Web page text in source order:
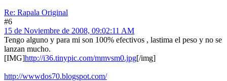
Re: Rapala Original
#6
15 de Noviembre de 2008, 09:02:11 AM
Tengo alguno y para mi son 100% efectivos , lastima el peso y no se
lanzan mucho.
[IMG]http://i36.tinypic.com/mmvsm0.jpg[/img]
http://wwwdos70.blogspot.com/